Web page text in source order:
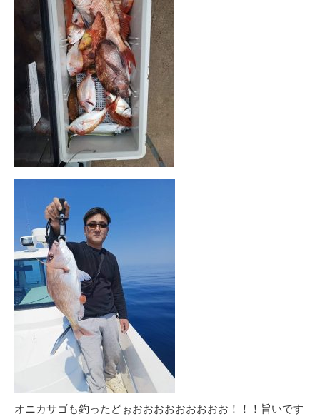
オニカサゴも釣ったどぉおおおおおおおおお！！！旨いです